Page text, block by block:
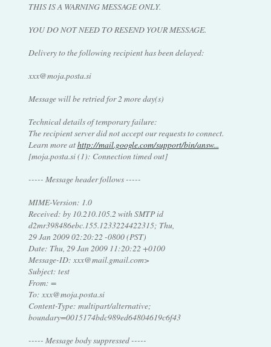
THIS IS A WARNING MESSAGE ONLY.
YOU DO NOT NEED TO RESEND YOUR MESSAGE.
Delivery to the following recipient has been delayed:
xxx@moja.posta.si
Message will be retried for 2 more day(s)
Technical details of temporary failure:
The recipient server did not accept our requests to connect.
Learn more athttp://mail.google.com/support/bin/answ...
[moja.posta.si (1): Connection timed out]
----- Message header follows -----
MIME-Version: 1.0
Received: by 10.210.105.2 with SMTP id
d2mr398486ebc.155.1233224422315; Thu,
29 Jan 2009 02:20:22 -0800 (PST)
Date: Thu, 29 Jan 2009 11:20:22 +0100
Message-ID: xxx@mail.gmail.com>
Subject: test
From: =
To: xxx@moja.posta.si
Content-Type: multipart/alternative;
boundary=0015174bdc989ed64804619c6f43
----- Message body suppressed -----